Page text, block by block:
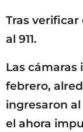
Tras verificar
al 911.
Las cámaras
febrero,
ingresaron
el ahora